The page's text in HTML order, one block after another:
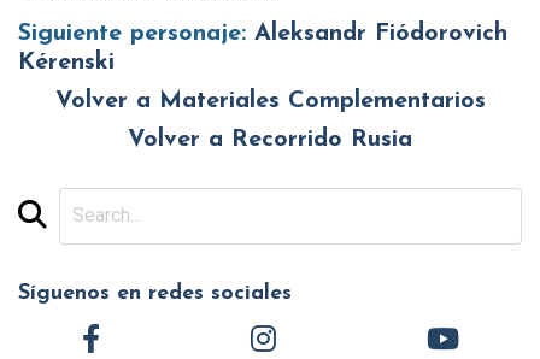
Siguiente personaje: Aleksandr Fiódorovich
Kérenski
Volver a Materiales Complementarios
Volver a Recorrido Rusia
Síguenos en redes sociales